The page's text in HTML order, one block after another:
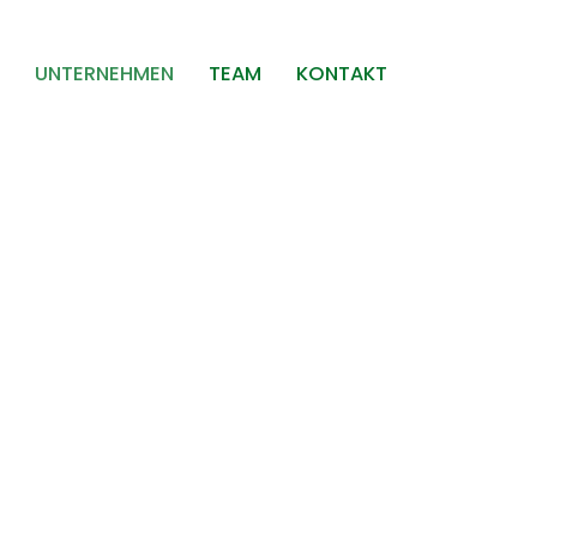
UNTERNEHMEN TEAM KONTAKT